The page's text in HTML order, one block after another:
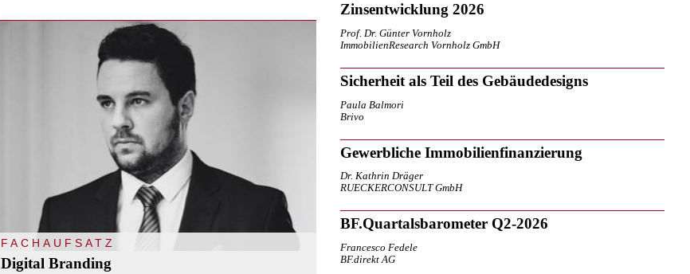
FACHAUFSATZ
Digital Branding
Zinsentwicklung 2026
Prof. Dr. Günter Vornholz
ImmobilienResearch Vornholz GmbH
Sicherheit als Teil des Gebäudedesigns
Paula Balmori
Brivo
Gewerbliche Immobilienfinanzierung
Dr. Kathrin Dräger
RUECKERCONSULT GmbH
BF.Quartalsbarometer Q2-2026
Francesco Fedele
BF.direkt AG